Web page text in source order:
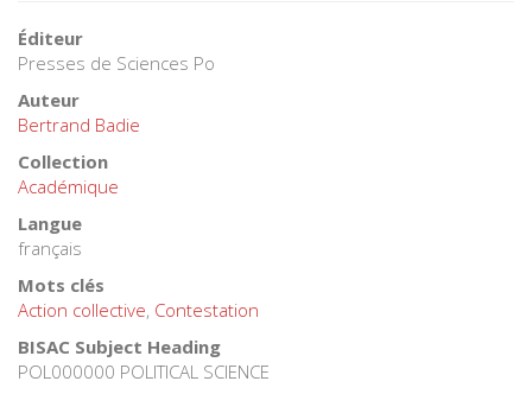
Éditeur
Presses de Sciences Po
Auteur
Bertrand Badie
Collection
Académique
Langue
français
Mots clés
Action collective, Contestation
BISAC Subject Heading
POL000000 POLITICAL SCIENCE